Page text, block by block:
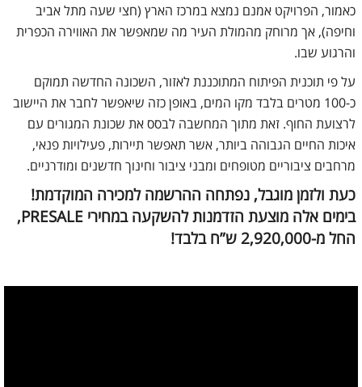
כאמור, הפרויקט אמנם נמצא במרכז הארץ (חצי שעה מתל אביב
וחיפה), אך מרוחק מהמולת העיר מה שמאפשר את האווירה הכפרית
והרגוע שבו.
על פי תוכנית הפיתוח המתוכננת לאזור, השכונה החדשה תמוקם
כ-100 מטרים בלבד מקו המים, באופן כזה שיאפשר לחבר את היישוב
לרצועת החוף. זאת מתוך המחשבה לבסס את שכונת המגורים עם
איכות החיים הגבוהה ביותר, אשר תאפשר תיירות, פעילויות פנאי,
מרחבים ציבוריים מטופחים ומבני ציבור וחינוך חדשנים ומודרניים.
כעת ולזמן מוגבל, נפתחה ההרשמה למכירה המוקדמת!
בימים אלה מוצעת הזדמנות להשקעה במחירי PRESALE,
החל מ-2,920,000 ש”ח בלבד!